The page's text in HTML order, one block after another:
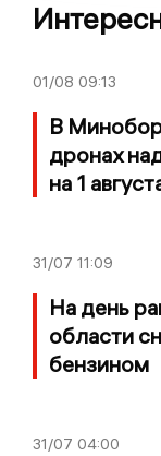
01/08 09:13
В
дронах
на 1
31/07 11:09
На день
области
бензином
31/07 04:00